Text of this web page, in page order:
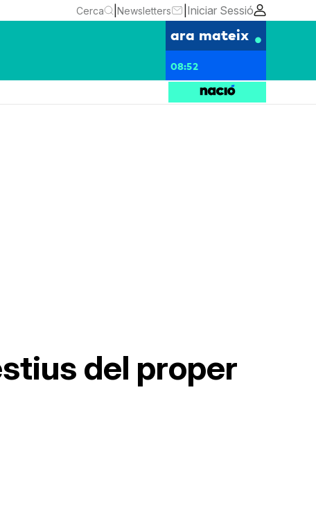
Cerca Newsletters Iniciar Sessió
ara mateix
08:52
del proper